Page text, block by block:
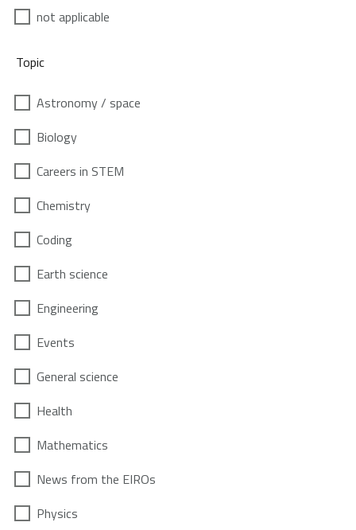
not applicable
Topic
Astronomy / space
Biology
Careers in STEM
Chemistry
Coding
Earth science
Engineering
Events
General science
Health
Mathematics
News from the EIROs
Physics